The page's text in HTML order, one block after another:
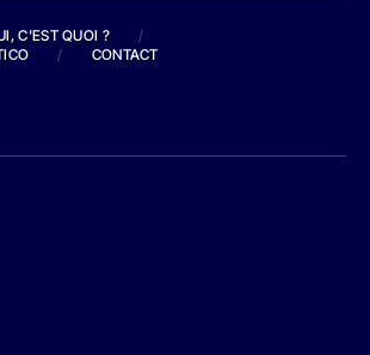
C'EST QUOI ?
/
/ CONTACT